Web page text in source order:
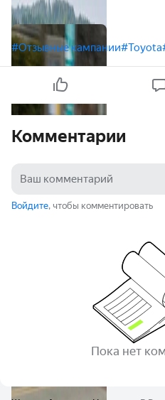
#Отзывные кампании#Toyota
Комментарии
Войдите, чтобы комментировать
Пока нет